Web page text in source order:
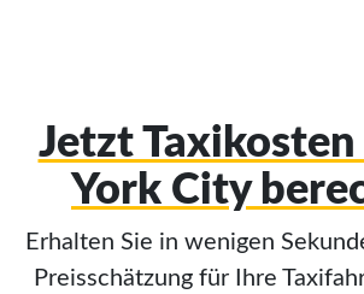
Jetzt
York City
Erhalten Sie in wenigen
Preisschätzung für Ihre